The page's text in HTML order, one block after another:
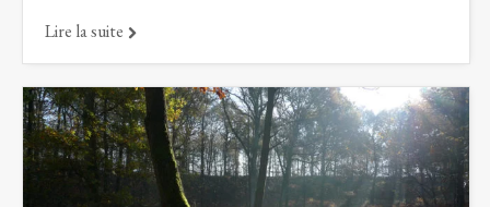
Lire la suite